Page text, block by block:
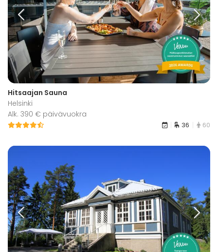
Hitsaajan Sauna
Helsinki
Alk. 390 € päivävuokra
36 60